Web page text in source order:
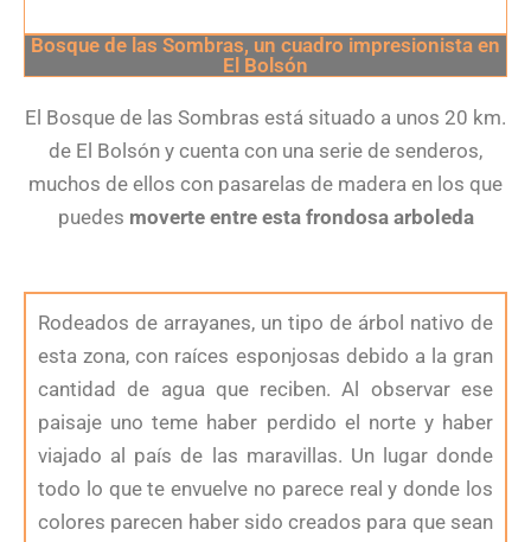
Bosque de las Sombras, un cuadro impresionista en
El Bolsón
El Bosque de las Sombras está situado a unos 20 km.
de El Bolsón y cuenta con una serie de senderos,
muchos de ellos con pasarelas de madera en los que
puedes moverte entre esta frondosa arboleda
Rodeados de arrayanes, un tipo de árbol nativo de
esta zona, con raíces esponjosas debido a la gran
cantidad de agua que reciben. Al observar ese
paisaje uno teme haber perdido el norte y haber
viajado al país de las maravillas. Un lugar donde
todo lo que te envuelve no parece real y donde los
colores parecen haber sido creados para que sean